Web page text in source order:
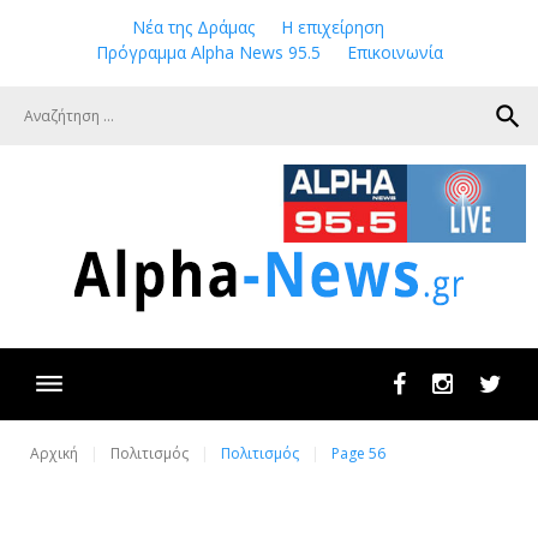
Νέα της Δράμας
Η επιχείρηση
Πρόγραμμα Alpha News 95.5
Επικοινωνία
search
FacebookInstagram
Αρχική Πολιτισμός Πολιτισμός Page 56